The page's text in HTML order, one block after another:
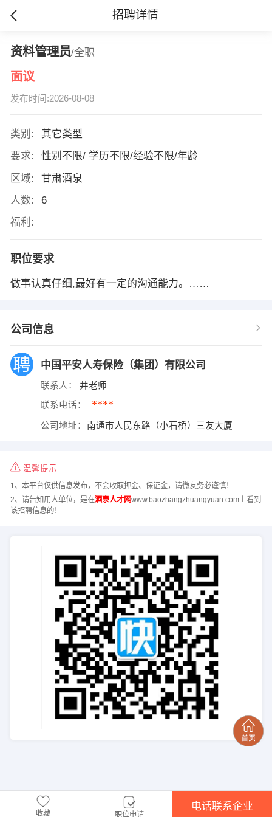
招聘详情
资料管理员/全职
面议
发布时间:2026-08-08
类别:
其它类型
要求:
性别不限/ 学历不限/经验不限/年龄
区域:
甘肃酒泉
人数:
6
福利:
职位要求
做事认真仔细,最好有一定的沟通能力。……
公司信息
中国平安人寿保险（集团）有限公司
联系人： 井老师
联系电话： ****
公司地址： 南通市人民东路（小石桥）三友大厦
温馨提示
1、本平台仅供信息发布，不会收取押金、保证金，请微友务必谨慎！
2、请告知用人单位，是在酒泉人才网www.baozhangzhuangyuan.com上看到
该招聘信息的！
收藏 职位申请
电话联系企业